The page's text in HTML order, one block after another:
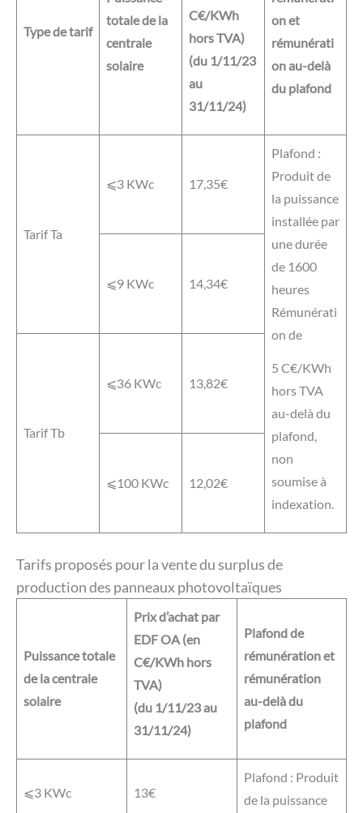
Type de tarif
totale de la
centrale
solaire
C€/KWh
hors TVA)
(du 1/11/23
au
31/11/24)
on et
rémunérati
on au-delà
du plafond
Tarif Ta
⩽3 KWc 17,35€
Plafond :
Produit de
la puissance
installée par
une durée
de 1600
heures
Rémunérati
on de
5 C€/KWh
hors TVA
au-delà du
plafond,
non
soumise à
indexation.
⩽9 KWc 14,34€
Tarif Tb
⩽36 KWc 13,82€
⩽100 KWc 12,02€
Tarifs proposés pour la vente du surplus de
production des panneaux photovoltaïques
Puissance totale
de la centrale
solaire
Prix d’achat par
EDF OA (en
C€/KWh hors
TVA)
(du 1/11/23 au
31/11/24)
Plafond de
rémunération et
rémunération
au-delà du
plafond
⩽3 KWc 13€
Plafond : Produit
de la puissance